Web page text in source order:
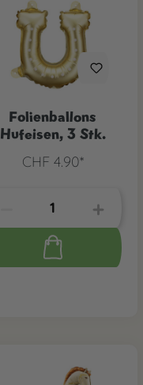
Folienballons
Hufeisen, 3 Stk.
CHF 4.90*